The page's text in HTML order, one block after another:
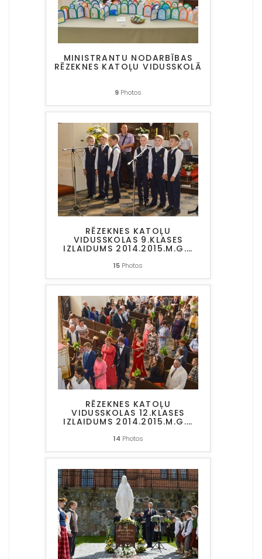
MINISTRANTU NODARBĪBAS
RĒZEKNES KATOĻU VIDUSSKOLĀ
9 Photos
RĒZEKNES KATOĻU
VIDUSSKOLAS 9.KLASES
IZLAIDUMS 2014.2015.M.G.…
15 Photos
RĒZEKNES KATOĻU
VIDUSSKOLAS 12.KLASES
IZLAIDUMS 2014.2015.M.G.…
14 Photos